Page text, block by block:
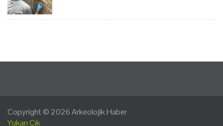
Copyright © 2026Arkeolojik Haber
Yukarı Çık